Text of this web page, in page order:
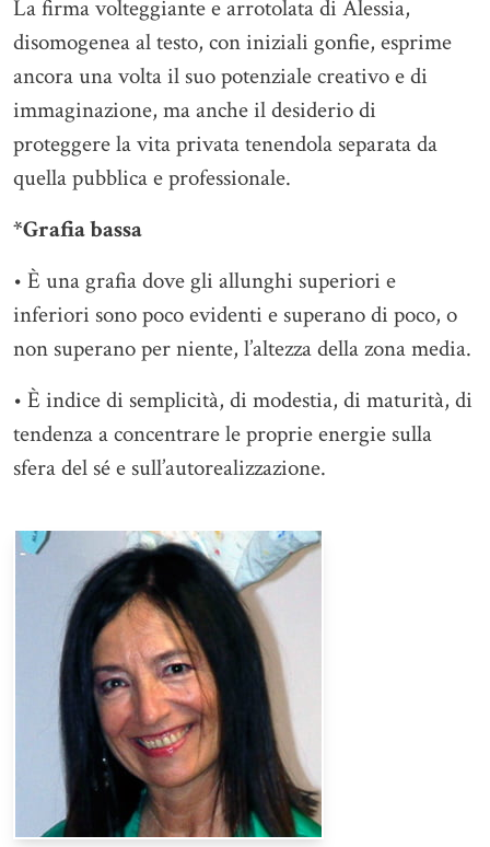
La firma volteggiante e arrotolata di Alessia,
disomogenea al testo, con iniziali gonfie, esprime
ancora una volta il suo potenziale creativo e di
immaginazione, ma anche il desiderio di
proteggere la vita privata tenendola separata da
quella pubblica e professionale.
*Grafia bassa
• È una grafia dove gli allunghi superiori e
inferiori sono poco evidenti e superano di poco, o
non superano per niente, l’altezza della zona media.
• È indice di semplicità, di modestia, di maturità, di
tendenza a concentrare le proprie energie sulla
sfera del sé e sull’autorealizzazione.